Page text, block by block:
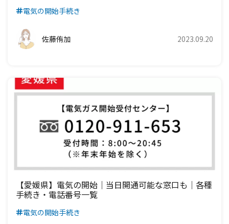
九州電力エリア
四国電力エリア
電気の開始手続き
佐藤侑加 2023.09.20
【愛媛県】電気の開始｜当日開通可能な窓口も｜各種
手続き・電話番号一覧
電気の開始手続き